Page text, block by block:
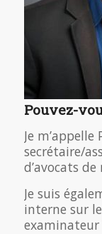
Pouvez-
Je m’appelle
secrétaire/
d’avocats
Je suis
interne sur
examinateur